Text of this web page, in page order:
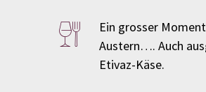
Ein grosser
Austern…. Auch
Etivaz-Käse.